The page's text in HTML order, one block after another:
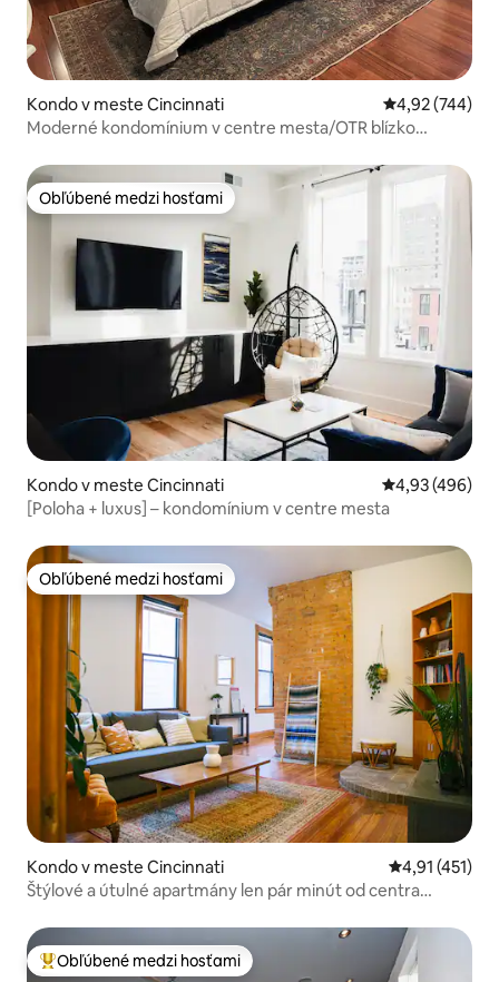
Kondo v meste Cincinnati Priemerné
4,92 (744)
Moderné kondomínium v centre mesta/OTR blízko
Obľúbené medzi hosťami
Obľúbené medzi hosťami
Kondo v meste Cincinnati Priemerné
4,93 (496)
[Poloha + luxus] – kondomínium v centre mesta
Obľúbené medzi hosťami
Obľúbené medzi hosťami
Kondo v meste Cincinnati Priemerné
4,91 (451)
Štýlové a útulné apartmány len pár minút od centra
Najobľúbenejšie medzi hosťami
Obľúbené medzi hosťami